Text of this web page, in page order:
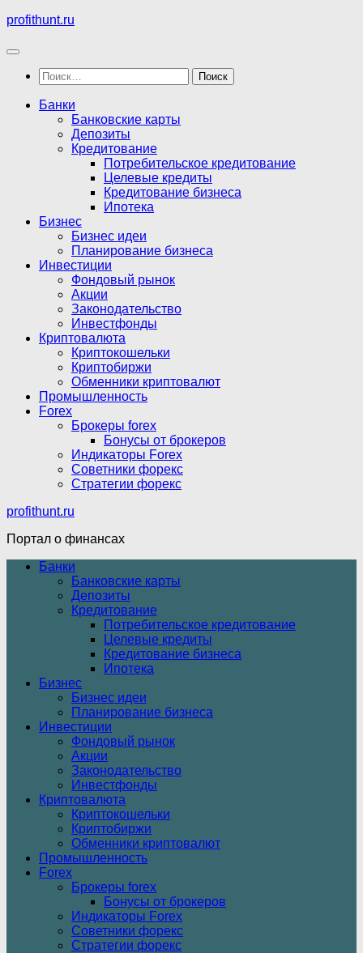
Перейти
содержимому
profithunt.ru
Найти:
Банки
Банковские карты
Депозиты
Кредитование
Потребительское кредитование
Целевые кредиты
Кредитование бизнеса
Ипотека
Бизнес
Бизнес идеи
Планирование бизнеса
Инвестиции
Фондовый рынок
Акции
Законодательство
Инвестфонды
Криптовалюта
Криптокошельки
Криптобиржи
Обменники криптовалют
Промышленность
Forex
Брокеры forex
Бонусы от брокеров
Индикаторы Forex
Советники форекс
Стратегии форекс
profithunt.ru
Портал о финансах
Банки
Банковские карты
Депозиты
Кредитование
Потребительское кредитование
Целевые кредиты
Кредитование бизнеса
Ипотека
Бизнес
Бизнес идеи
Планирование бизнеса
Инвестиции
Фондовый рынок
Акции
Законодательство
Инвестфонды
Криптовалюта
Криптокошельки
Криптобиржи
Обменники криптовалют
Промышленность
Forex
Брокеры forex
Бонусы от брокеров
Индикаторы Forex
Советники форекс
Стратегии форекс